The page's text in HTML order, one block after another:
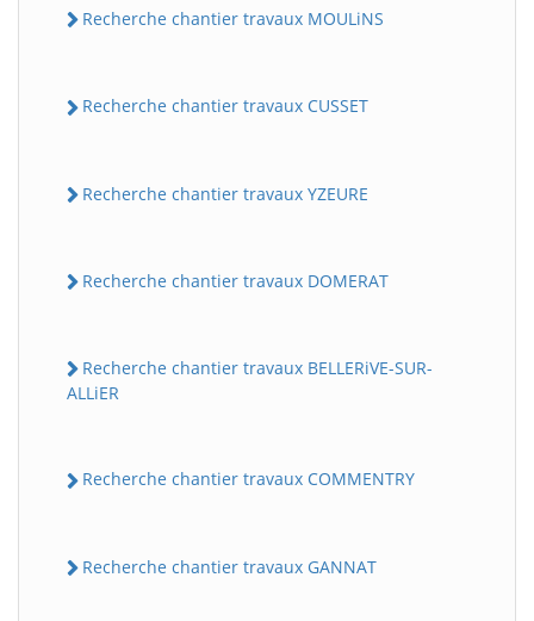
Recherche chantier travaux MOULiNS
Recherche chantier travaux CUSSET
Recherche chantier travaux YZEURE
Recherche chantier travaux DOMERAT
Recherche chantier travaux BELLERiVE-SUR-
ALLiER
Recherche chantier travaux COMMENTRY
Recherche chantier travaux GANNAT